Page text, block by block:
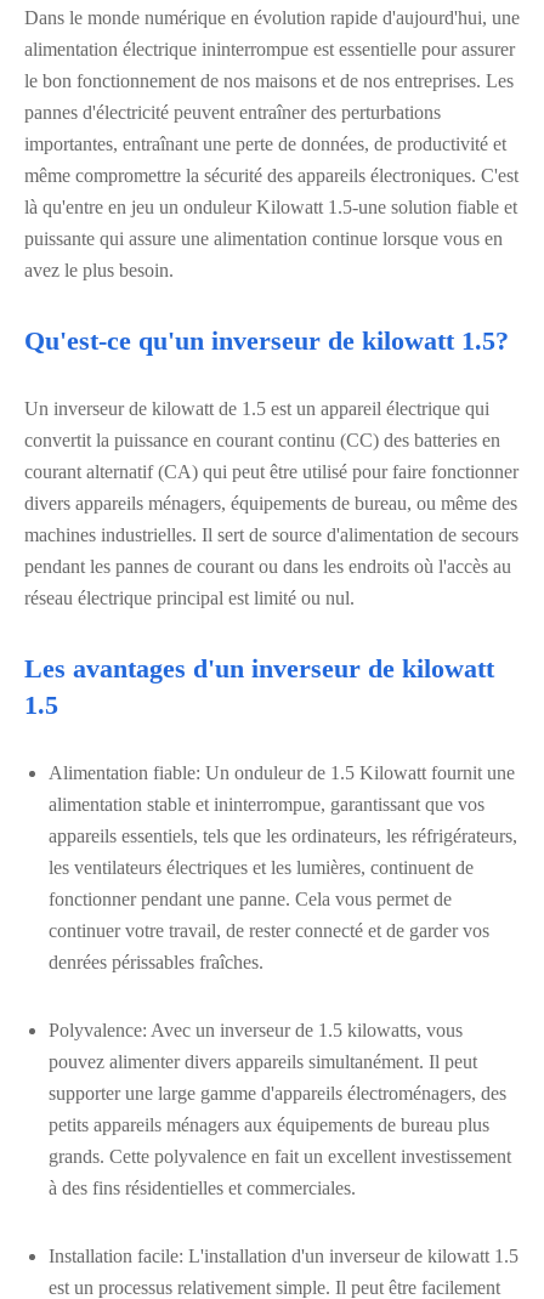
Dans le monde numérique en évolution rapide d'aujourd'hui, une
alimentation électrique ininterrompue est essentielle pour assurer
le bon fonctionnement de nos maisons et de nos entreprises. Les
pannes d'électricité peuvent entraîner des perturbations
importantes, entraînant une perte de données, de productivité et
même compromettre la sécurité des appareils électroniques. C'est
là qu'entre en jeu un onduleur Kilowatt 1.5-une solution fiable et
puissante qui assure une alimentation continue lorsque vous en
avez le plus besoin.
Qu'est-ce qu'un inverseur de kilowatt 1.5?
Un inverseur de kilowatt de 1.5 est un appareil électrique qui
convertit la puissance en courant continu (CC) des batteries en
courant alternatif (CA) qui peut être utilisé pour faire fonctionner
divers appareils ménagers, équipements de bureau, ou même des
machines industrielles. Il sert de source d'alimentation de secours
pendant les pannes de courant ou dans les endroits où l'accès au
réseau électrique principal est limité ou nul.
Les avantages d'un inverseur de kilowatt
1.5
Alimentation fiable: Un onduleur de 1.5 Kilowatt fournit une
alimentation stable et ininterrompue, garantissant que vos
appareils essentiels, tels que les ordinateurs, les réfrigérateurs,
les ventilateurs électriques et les lumières, continuent de
fonctionner pendant une panne. Cela vous permet de
continuer votre travail, de rester connecté et de garder vos
denrées périssables fraîches.
Polyvalence: Avec un inverseur de 1.5 kilowatts, vous
pouvez alimenter divers appareils simultanément. Il peut
supporter une large gamme d'appareils électroménagers, des
petits appareils ménagers aux équipements de bureau plus
grands. Cette polyvalence en fait un excellent investissement
à des fins résidentielles et commerciales.
Installation facile: L'installation d'un inverseur de kilowatt 1.5
est un processus relativement simple. Il peut être facilement